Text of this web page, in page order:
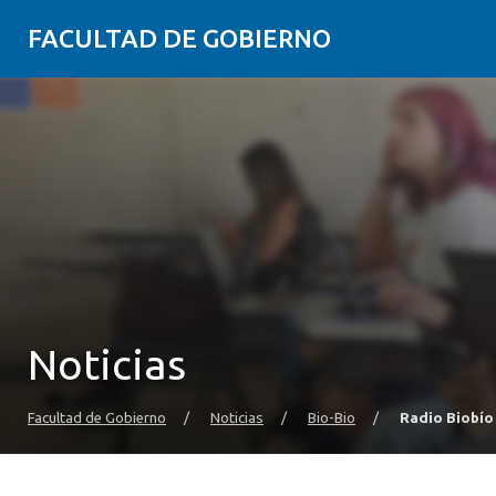
FACULTAD DE GOBIERNO
Noticias
Facultad de Gobierno / Noticias / Bio-Bio / Radio